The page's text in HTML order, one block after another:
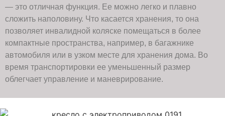
— это отличная функция. Ее можно легко и плавно
сложить наполовину. Что касается хранения, то она
позволяет инвалидной коляске помещаться в более
компактные пространства, например, в багажнике
автомобиля или в узком месте для хранения дома. Во
время транспортировки ее уменьшенный размер
облегчает управление и маневрирование.